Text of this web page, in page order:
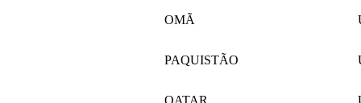
OMÃ
PAQUISTÃO